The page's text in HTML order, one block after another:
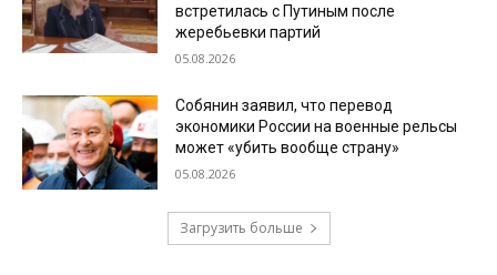
встретилась с Путиным после
жеребьевки партий
05.08.2026
Собянин заявил, что перевод
экономики России на военные рельсы
может «убить вообще страну»
05.08.2026
Загрузить больше